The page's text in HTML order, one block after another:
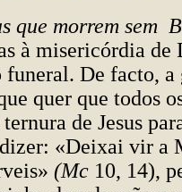
que morrem sem
à misericórdia de
De facto, a
quer que todos
de Jesus
«Deixai vir a
(Mc 10, 14),